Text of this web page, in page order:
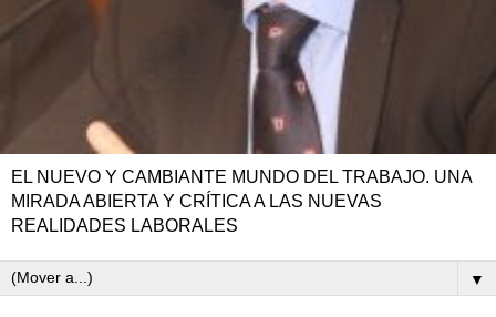
EL NUEVO Y CAMBIANTE MUNDO DEL TRABAJO. UNA
MIRADA ABIERTA Y CRÍTICA A LAS NUEVAS
REALIDADES LABORALES
▼